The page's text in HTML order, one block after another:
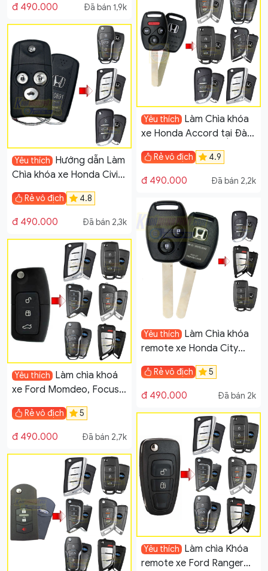
đ 490.000 Đã bán 1,9k
Yêu thích Làm Chìa khóa
xe Honda Accord tại Đà
Nẵng
Rẻ vô địch 4.9
đ 490.000 Đã bán 2,2k
Yêu thích Hướng dẫn Làm
Chìa khóa xe Honda Civic
đời 2013 đến 2015
Rẻ vô địch 4.8
đ 490.000 Đã bán 2,3k
Yêu thích Làm Chìa khóa
remote xe Honda City
2006-2014 tại Đà Nẵng
Rẻ vô địch 5
đ 490.000 Đã bán 2k
Yêu thích Làm chìa khoá
xe Ford Momdeo, Focus,
Fiesta tại Đà Nẵng
Rẻ vô địch 5
đ 490.000 Đã bán 2,7k
Yêu thích Làm chìa Khóa
remote xe Ford Ranger